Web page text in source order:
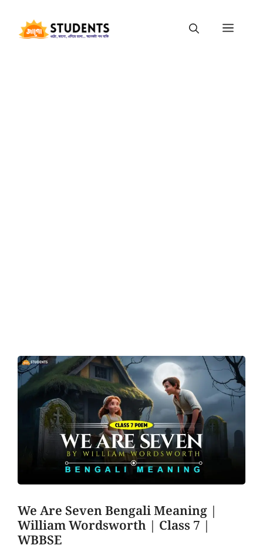
We Are Seven Bengali Meaning |
William Wordsworth | Class 7 |
WBBSE